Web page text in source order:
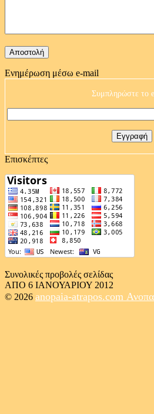
Ενημέρωση μέσω e-mail
Συμπληρώστε το
Επισκέπτες
Συνολικές προβολές σελίδας
ΑΠΟ 6 ΙΑΝΟΥΑΡΙΟΥ 2012
© 2026 anopaia-atrapos.com